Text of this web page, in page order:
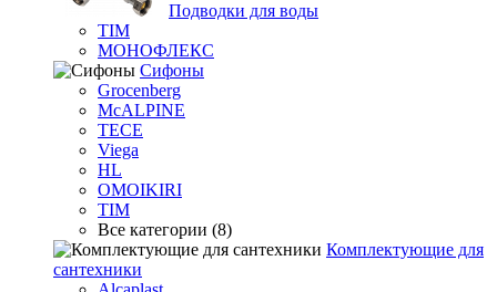
Подводки для воды
TIM
МОНОФЛЕКС
Сифоны
Grocenberg
McALPINE
TECE
Viega
HL
OMOIKIRI
TIM
Все категории (8)
Комплектующие для
сантехники